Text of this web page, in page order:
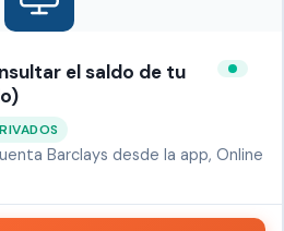
el saldo de tu
Barclays desde la app, Online